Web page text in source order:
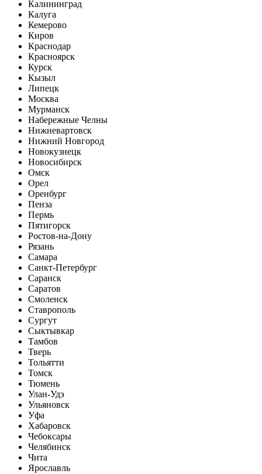
Калининград
Калуга
Кемерово
Киров
Краснодар
Красноярск
Курск
Кызыл
Липецк
Москва
Мурманск
Набережные Челны
Нижневартовск
Нижний Новгород
Новокузнецк
Новосибирск
Омск
Орел
Оренбург
Пенза
Пермь
Пятигорск
Ростов-на-Дону
Рязань
Самара
Санкт-Петербург
Саранск
Саратов
Смоленск
Ставрополь
Сургут
Сыктывкар
Тамбов
Тверь
Тольятти
Томск
Тюмень
Улан-Удэ
Ульяновск
Уфа
Хабаровск
Чебоксары
Челябинск
Чита
Ярославль